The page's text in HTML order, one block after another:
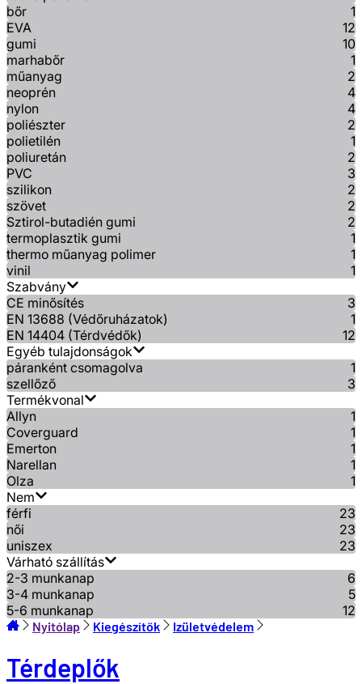
bőr
1
EVA
12
gumi
10
marhabőr
1
műanyag
2
neoprén
4
nylon
4
poliészter
2
polietilén
1
poliuretán
2
PVC
3
szilikon
2
szövet
2
Sztirol-butadién gumi
2
termoplasztik gumi
1
thermo műanyag polimer
1
vinil
1
Szabvány
CE minősítés
3
EN 13688 (Védőruházatok)
1
EN 14404 (Térdvédők)
12
Egyéb tulajdonságok
páranként csomagolva
1
szellőző
3
Termékvonal
Allyn
1
Coverguard
1
Emerton
1
Narellan
1
Olza
1
Nem
férfi
23
női
23
uniszex
23
Várható szállítás
2-3 munkanap
6
3-4 munkanap
5
5-6 munkanap
12
Nyitólap Kiegészítők Izületvédelem
Térdeplők